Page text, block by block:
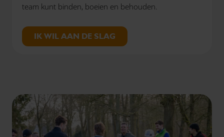
team kunt binden, boeien en behouden.
IK WIL AAN DE SLAG